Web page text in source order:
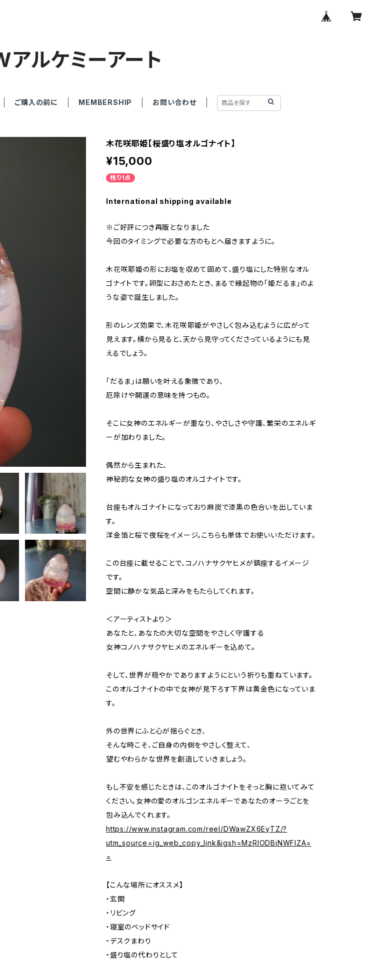
ルケミーアート
ご購入の前に MEMBERSHIP お問い合わせ
木花咲耶姫【桜盛り塩オルゴナイト】
¥15,000
残り1点
International shipping available
※ご好評につき再販となりました
今回のタイミングで必要な方のもとへ届きますように。
木花咲耶姫の形にお塩を収めて固めて、盛り塩にした特別なオル
ゴナイトです。卵型におさめたとき、まるで縁起物の「姫だるま」のよ
うな姿で誕生しました。
形のレンズ効果で、木花咲耶姫がやさしく包み込むように広がって
見えます。横から見ると、天から見守ってくださっているようにも見
えるでしょう。
「だるま」は願いを叶える象徴であり、
厄除けや開運の意味を持つもの。
そこに女神のエネルギーが重なり、やさしさや守護、繁栄のエネルギ
ーが加わりました。
偶然から生まれた、
神秘的な女神の盛り塩のオルゴナイトです。
台座もオルゴナイトになっており麻炭で漆黒の色合いを出していま
す。
洋金箔と桜で夜桜をイメージ。こちらも単体でお使いいただけます。
この台座に載せることで、コノハナサクヤヒメが鎮座するイメージ
です。
空間に静かな気品と深みをもたらしてくれます。
＜アーティストより＞
あなたと、あなたの大切な空間をやさしく守護する
女神コノハナサクヤヒメのエネルギーを込めて。
そして、世界が穏やかでありますようにという祈りも重ねています。
このオルゴナイトの中で女神が見下ろす下界は黄金色になっていま
す。
外の世界にふと心が揺らぐとき、
そんな時こそ、ご自身の内側をやさしく整えて、
望むやわらかな世界を創造していきましょう。
もし不安を感じたときは、このオルゴナイトをそっと胸に抱いてみて
ください。女神の愛のオルゴンエネルギーであなたのオーラごとを
包み込んでくれます。
https://www.instagram.com/reel/DWawZX6EyTZ/?
utm_source=ig_web_copy_link&igsh=MzRlODBiNWFlZA=
=
【こんな場所にオススメ】
・玄関
・リビング
・寝室のベッドサイド
・デスクまわり
・盛り塩の代わりとして